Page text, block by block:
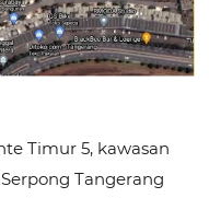
Timur 5, kawasan
Tangerang